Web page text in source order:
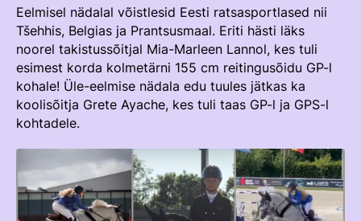
Logoraamat
Hobumajanduse Kaardistamise Uuring
TEENUSTE HINNAKIRI
Ajajoon
Eesti Ratsasportlased Tiitlivõistlustel
Aastaraamatud
Ametnikud
Koolitused
Estonian Rising Stars
Mänedžer Ja Komitee
KOOLISÕIT JA PARAKOOLISÕIT
Regulatsioonid
TUNNUSTATUD RATSAKOOLID
ARENGUMUDEL
EKR TREENERIKUTSEST
Kutse Andmise Kord
Taotlemine
Taastaotlemine
Kutseeksam
Praktika Ja Mentortreenerid
TALLINN HORSE SHOW
HOBUMAAILM
RATSANET
Eelmisel nädalal võistlesid Eesti ratsasportlased nii
Tšehhis, Belgias ja Prantsusmaal. Eriti hästi läks
noorel takistussõitjal Mia-Marleen Lannol, kes tuli
esimest korda kolmetärni 155 cm reitingusõidu GP-l
kohale! Üle-eelmise nädala edu tuules jätkas ka
koolisõitja Grete Ayache, kes tuli taas GP-l ja GPS-l
kohtadele.